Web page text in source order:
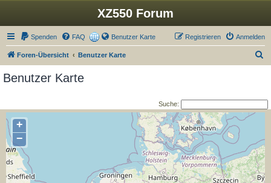
XZ550 Forum
Spenden FAQ Benutzer Karte Anmelden
Registrieren
Foren-Übersicht Benutzer Karte
e
Benutzer Karte
Suche:
+
−